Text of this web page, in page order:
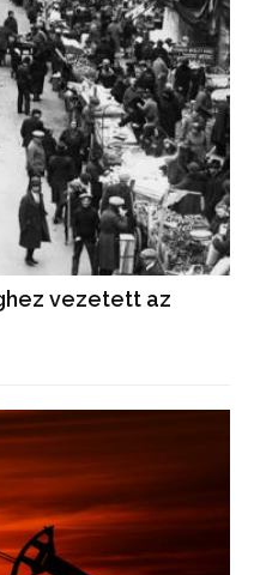
vezetett az